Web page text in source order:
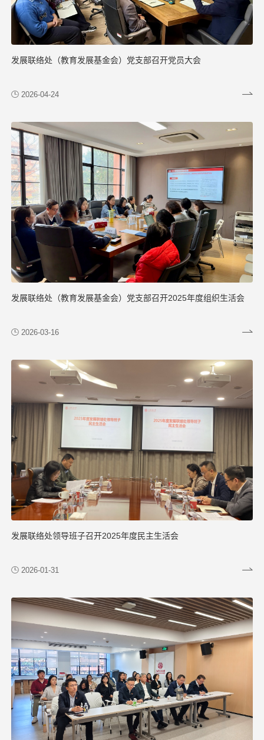
发展联络处（教育发展基金会）党支部召开党员大会
2026-04-24
发展联络处（教育发展基金会）党支部召开2025年度组织生活会
2026-03-16
发展联络处领导班子召开2025年度民主生活会
2026-01-31